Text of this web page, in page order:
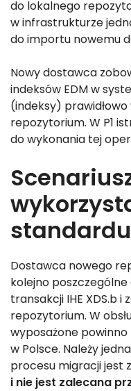
do lokalnego
w infrastrukturze
do importu nowemu
Nowy dostawca
indeksów EDM w
(indeksy)
repozytorium. W P1
do wykonania tej
standardu
Dostawca nowego
kolejno
transakcji IHE XDS.b
repozytorium. W
wyposażone
w Polsce. Należy
procesu migracji jest
i nie jest zalecana